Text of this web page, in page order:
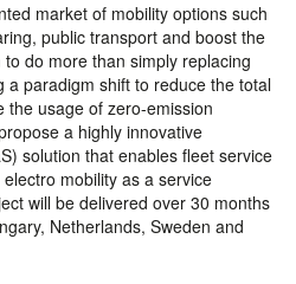
market of mobility options such
public transport and boost the
do more than simply replacing
a paradigm shift to reduce the total
the usage of zero-emission
a highly innovative
solution that enables fleet service
mobility as a service
will be delivered over 30 months
Netherlands, Sweden and